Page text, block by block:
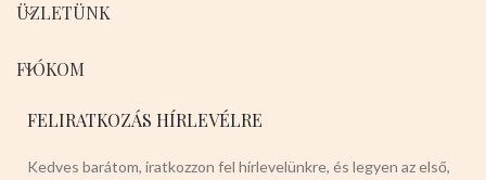
ÜZLETÜNK
FIÓKOM
FELIRATKOZÁS HÍRLEVÉLRE
Kedves barátom, iratkozzon fel hírlevelünkre, és legyen az első,